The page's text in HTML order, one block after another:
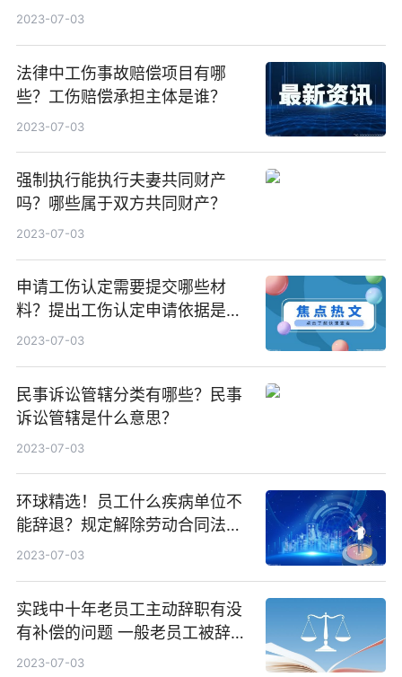
2023-07-03
法律中工伤事故赔偿项目有哪
些？工伤赔偿承担主体是谁？
2023-07-03
强制执行能执行夫妻共同财产
吗？哪些属于双方共同财产？
2023-07-03
申请工伤认定需要提交哪些材
料？提出工伤认定申请依据是什
么？ 天天快资讯
2023-07-03
民事诉讼管辖分类有哪些？民事
诉讼管辖是什么意思？
2023-07-03
环球精选！员工什么疾病单位不
能辞退？规定解除劳动合同法定
情形有哪些？
2023-07-03
实践中十年老员工主动辞职有没
有补偿的问题 一般老员工被辞退
怎么补偿|全球微动态
2023-07-03